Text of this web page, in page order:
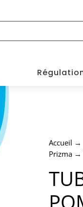
Accueil →
Prizma →